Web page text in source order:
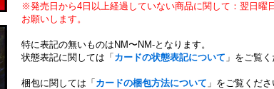
※発売日から4日以上経過していない商品に関して：翌日曜
お願いします。
特に表記の無いものはNM〜NM-となります。
状態表記に関しては「 カードの状態表記について 」をご覧く
梱包に関しては「 カードの梱包方法について 」をご覧くださ